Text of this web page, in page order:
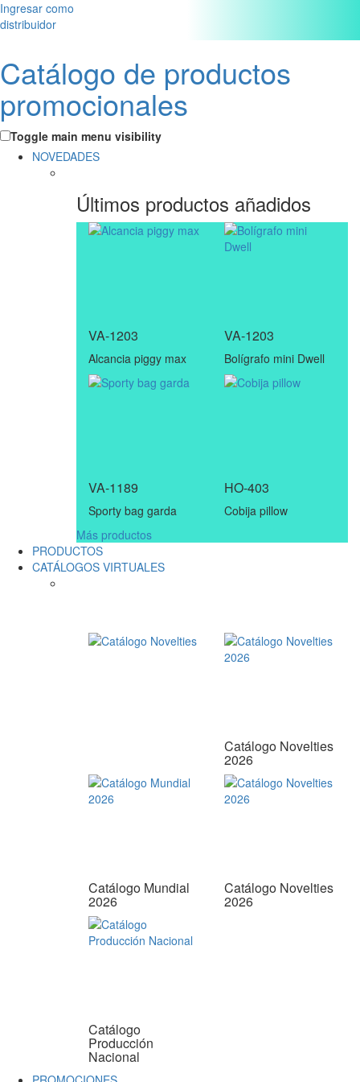
Ingresar como
distribuidor
Catálogo de productos
promocionales
Toggle main menu visibility
NOVEDADES
Últimos productos añadidos
VA-1203
Alcancia piggy max
VA-1203
Bolígrafo mini Dwell
VA-1189
Sporty bag garda
HO-403
Cobija pillow
Más productos
PRODUCTOS
CATÁLOGOS VIRTUALES
Catálogo Novelties
2026
Catálogo Mundial
2026
Catálogo Novelties
2026
Catálogo
Producción
Nacional